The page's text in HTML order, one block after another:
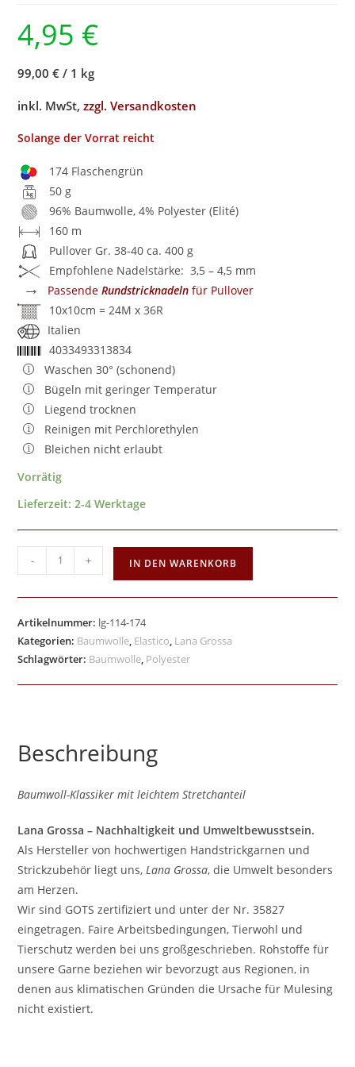
4,95 €
99,00 € / 1 kg
inkl. MwSt,zzgl. Versandkosten
Solange der Vorrat reicht
174 Flaschengrün
50 g
96% Baumwolle, 4% Polyester (Elité)
160 m
Pullover Gr. 38-40 ca. 400 g
Empfohlene Nadelstärke: 3,5 – 4,5 mm
→ PassendeRundstricknadeln für Pullover
10x10cm = 24M x 36R
Italien
4033493313834
Waschen 30° (schonend)
Bügeln mit geringer Temperatur
Liegend trocknen
Reinigen mit Perchlorethylen
Bleichen nicht erlaubt
Vorrätig
Lieferzeit:2-4 Werktage
- + IN DEN WARENKORB
Artikelnummer: lg-114-174
Kategorien: Baumwolle, Elastico, Lana Grossa
Schlagwörter: Baumwolle, Polyester
Beschreibung
Baumwoll-Klassiker mit leichtem Stretchanteil
Lana Grossa – Nachhaltigkeit und Umweltbewusstsein.
Als Hersteller von hochwertigen Handstrickgarnen und
Strickzubehör liegt uns,Lana Grossa, die Umwelt besonders
am Herzen.
Wir sind GOTS zertifiziert und unter der Nr. 35827
eingetragen. Faire Arbeitsbedingungen, Tierwohl und
Tierschutz werden bei uns großgeschrieben. Rohstoffe für
unsere Garne beziehen wir bevorzugt aus Regionen, in
denen aus klimatischen Gründen die Ursache für Mulesing
nicht existiert.